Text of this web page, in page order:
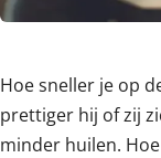
Hoe sneller je op
prettiger hij of zij
minder huilen.